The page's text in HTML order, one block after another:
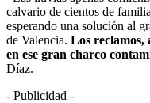
calvario de cientos de
esperando una solución al
de Valencia. Los reclamos,
en ese gran charco
Díaz.
- Publicidad -